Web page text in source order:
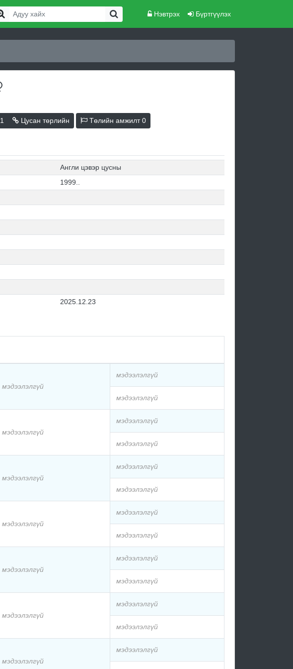
Нэвтрэх Бүртгүүлэх
1 Цусан төрлийн Төлийн амжилт0
Англи цэвэр цусны
1999..
2025.12.23
мэдээлэлгүй
мэдээлэлгүй
мэдээлэлгүй
мэдээлэлгүй
мэдээлэлгүй
мэдээлэлгүй
мэдээлэлгүй
мэдээлэлгүй
мэдээлэлгүй
мэдээлэлгүй
мэдээлэлгүй
мэдээлэлгүй
мэдээлэлгүй
мэдээлэлгүй
мэдээлэлгүй
мэдээлэлгүй
мэдээлэлгүй
мэдээлэлгүй
мэдээлэлгүй
мэдээлэлгүй